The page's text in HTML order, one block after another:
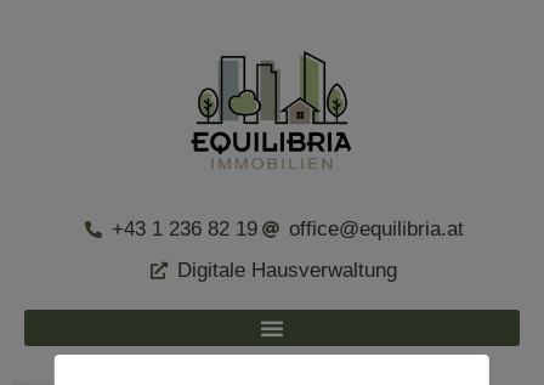
+43 1 236 82 19
office@equilibria.at
Digitale Hausverwaltung